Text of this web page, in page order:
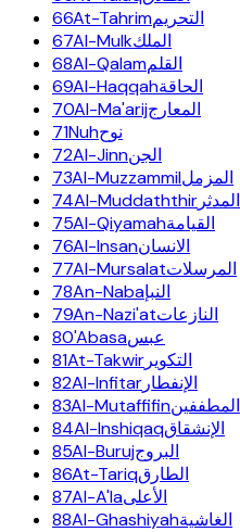
66At-Tahrimالتحريم
67Al-Mulkالملك
68Al-Qalamالقلم
69Al-Haqqahالحاقة
70Al-Ma'arijالمعارج
71Nuhنوح
72Al-Jinnالجن
73Al-Muzzammilالمزمل
74Al-Muddaththir المدثر
75Al-Qiyamahالقيامة
76Al-Insanالانسان
77Al-Mursalatالمرسلات
78An-Nabaالنبإ
79An-Nazi'atالنازعات
80'Abasaعبس
81At-Takwir التكوير
82Al-Infitar الإنفطار
83Al-Mutaffifinالمطففين
84Al-Inshiqaqالإنشقاق
85Al-Burujالبروج
86At-Tariqالطارق
87Al-A'laالأعلى
88Al-Ghashiyahالغاشية